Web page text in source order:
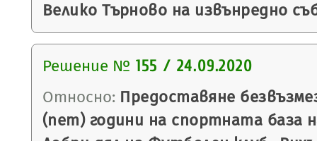
Велико Търново на извънредно
Решение № 155 / 24.09.2020
Относно: Предоставяне
(пет) години на спортната база